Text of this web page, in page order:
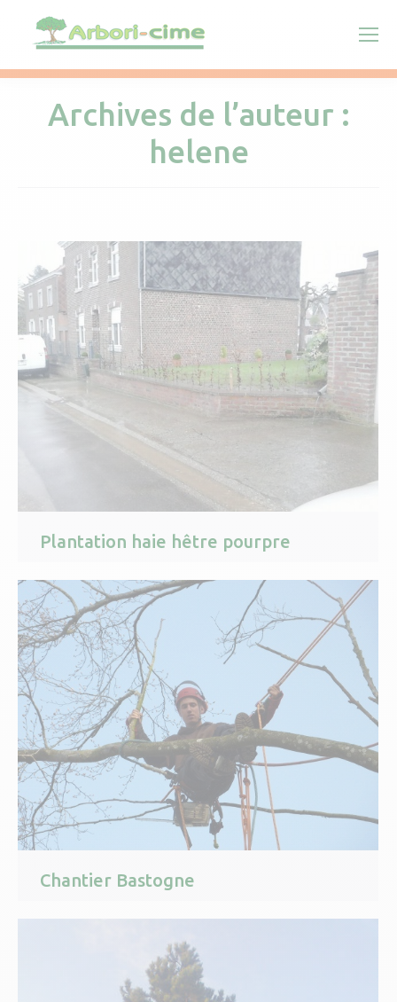
Archives de l’auteur :
helene
Plantation haie hêtre pourpre
Chantier Bastogne